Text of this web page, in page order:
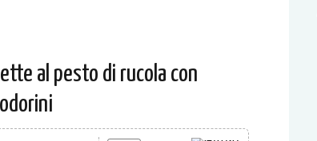
al pesto di rucola con